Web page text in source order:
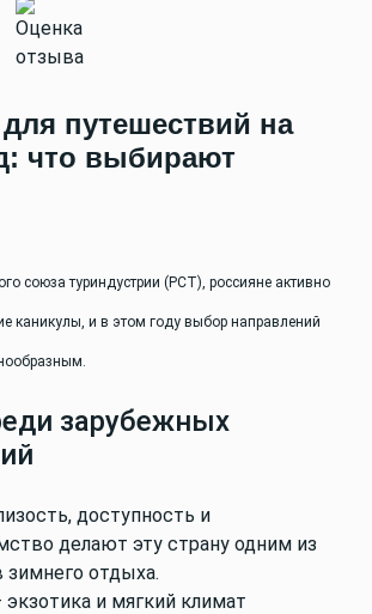
путешествий на
что выбирают
союза туриндустрии (РСТ), россияне активно
каникулы, и в этом году выбор направлений
зарубежных
доступность и
делают эту страну одним из
отдыха.
экзотика и мягкий климат